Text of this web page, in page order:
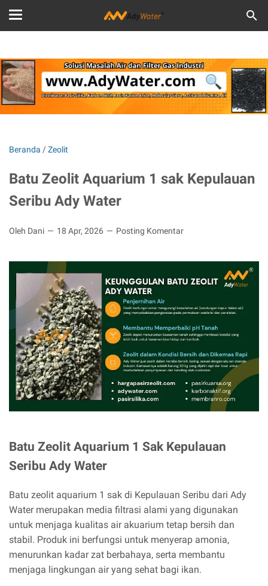
Beranda /Zeolit
Batu Zeolit Aquarium 1 sak Kepulauan
Seribu Ady Water
Oleh Dani 18 Apr, 2026 Posting Komentar
Batu Zeolit Aquarium 1 Sak Kepulauan
Seribu Ady Water
Batu zeolit aquarium 1 sak di Kepulauan Seribu dari Ady
Water merupakan media filtrasi alami yang digunakan
untuk menjaga kualitas air akuarium tetap bersih dan
stabil. Produk ini berfungsi untuk menyerap amonia,
menurunkan kadar zat berbahaya, serta membantu
menjaga lingkungan air yang sehat bagi ikan.